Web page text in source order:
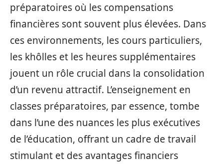
préparatoires où les compensations
financières sont souvent plus élevées. Dans
ces environnements, les cours particuliers,
les khôlles et les heures supplémentaires
jouent un rôle crucial dans la consolidation
d’un revenu attractif. L’enseignement en
classes préparatoires, par essence, tombe
dans l’une des nuances les plus exécutives
de l’éducation, offrant un cadre de travail
stimulant et des avantages financiers